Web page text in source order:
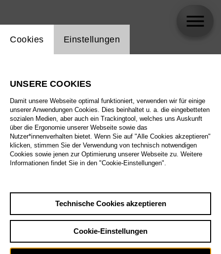
Alle Sparten
Alle Spielstätten
Alle Merkmale
Sa29.8.
Großes Haus
Einstellung Website Cookie
Cookies Einstellungen
UNSERE COOKIES
Damit unsere Webseite optimal funktioniert, verwenden wir für einige
unserer Anwendungen Cookies. Dies beinhaltet u. a. die eingebetteten
sozialen Medien, aber auch ein Trackingtool, welches uns Auskunft
über die Ergonomie unserer Webseite sowie das
Nutzer*innenverhalten bietet. Wenn Sie auf "Alle Cookies akzeptieren"
klicken, stimmen Sie der Verwendung von technisch notwendigen
Cookies sowie jenen zur Optimierung unserer Webseite zu. Weitere
Informationen findet Sie in den "Cookie-Einstellungen".
Technische Cookies akzeptieren
Cookie-Einstellungen